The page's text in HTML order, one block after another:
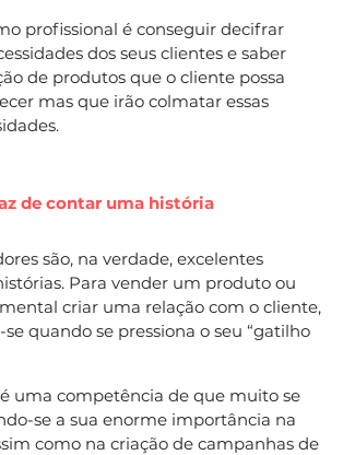
profissional é conseguir decifrar
dos seus clientes e saber
de produtos que o cliente possa
mas que irão colmatar essas
de contar uma história
são, na verdade, excelentes
Para vender um produto ou
criar uma relação com o cliente,
se quando se pressiona o seu “gatilho
uma competência de que muito se
se a sua enorme importância na
como na criação de campanhas de